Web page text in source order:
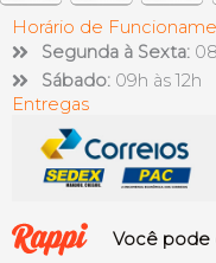
Horário de
Segunda à Sexta:
Sábado: 09h às 12h
Entregas
Você pode